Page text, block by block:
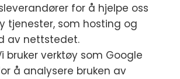
for å hjelpe oss
tjenester, som hosting og
av nettstedet.
bruker verktøy som Google
å analysere bruken av